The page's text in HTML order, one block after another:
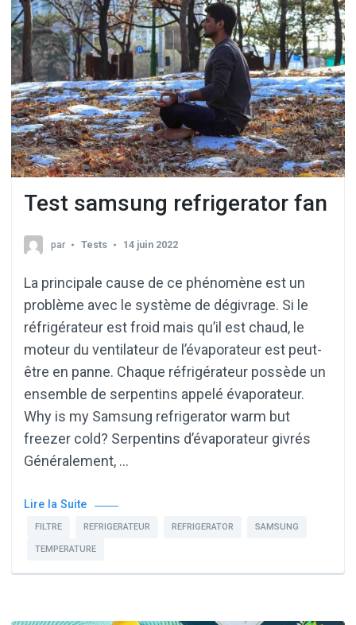
Test samsung refrigerator fan
par Tests 14 juin 2022
La principale cause de ce phénomène est un
problème avec le système de dégivrage. Si le
réfrigérateur est froid mais qu’il est chaud, le
moteur du ventilateur de l’évaporateur est peut-
être en panne. Chaque réfrigérateur possède un
ensemble de serpentins appelé évaporateur.
Why is my Samsung refrigerator warm but
freezer cold? Serpentins d’évaporateur givrés
Généralement, …
Lire la Suite
FILTRE REFRIGERATEUR REFRIGERATOR SAMSUNG
TEMPERATURE